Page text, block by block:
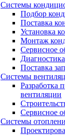
Системы
Подбор
Поставка
Установка
Монтаж
Сервисное
Поставка
Системы
Разработка
вентиляции
Сервисное
Системы